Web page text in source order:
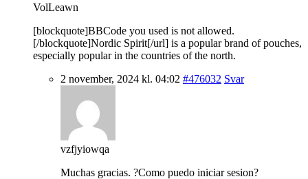
VolLeawn
[blockquote]BBCode you used is not allowed.
[/blockquote]Nordic Spirit[/url] is a popular brand of pouches,
especially popular in the countries of the north.
2 november, 2024 kl. 04:02 #476032 Svar
vzfjyiowqa
Muchas gracias. ?Como puedo iniciar sesion?